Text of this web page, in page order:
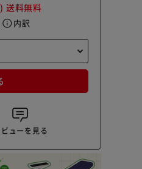
送料無料
info 内訳
ビューを見る